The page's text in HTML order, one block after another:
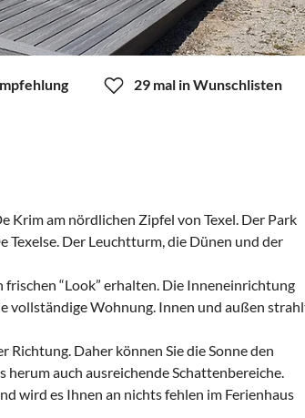
29 mal in Wunschlisten
Krim am nördlichen Zipfel von Texel. Der Park
Der Leuchtturm, die Dünen und der
“Look” erhalten. Die Inneneinrichtung
vollständige Wohnung. Innen und außen
Daher können Sie die Sonne den
herum auch ausreichende Schattenbereiche.
wird es Ihnen an nichts fehlen im Ferienhaus